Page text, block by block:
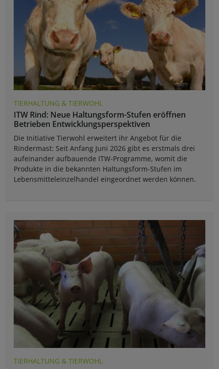
TIERHALTUNG & TIERWOHL
ITW Rind: Neue Haltungsform-Stufen eröffnen
Betrieben Entwicklungsperspektiven
Die Initiative Tierwohl erweitert ihr Angebot für die
Rindermast: Seit Anfang Juni 2026 gibt es erstmals drei
aufeinander aufbauende ITW-Programme, womit die
Produkte in die bekannten Haltungsform-Stufen im
Lebensmitteleinzelhandel eingeordnet werden können.
TIERHALTUNG & TIERWOHL